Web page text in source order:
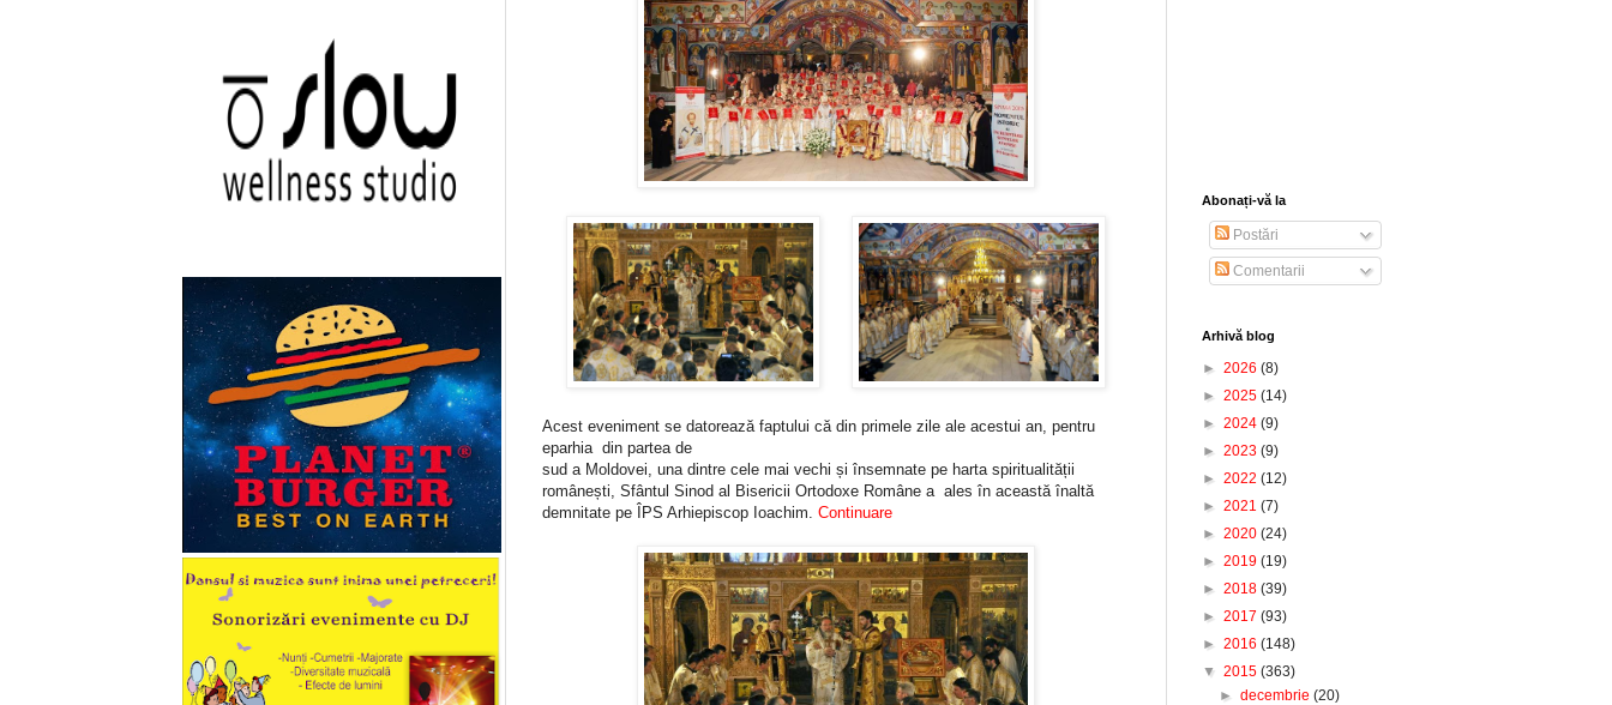
Acest eveniment se datorează faptului că din primele zile ale acestui an, pentru
eparhia din partea de
sud a Moldovei, una dintre cele mai vechi și însemnate pe harta spiritualității
românești, Sfântul Sinod al Bisericii Ortodoxe Române a ales în această înaltă
demnitate pe ÎPS Arhiepiscop Ioachim. Continuare
Abonați-vă la
Postări
Comentarii
Arhivă blog
► 2026 (8)
► 2025 (14)
► 2024 (9)
► 2023 (9)
► 2022 (12)
► 2021 (7)
► 2020 (24)
► 2019 (19)
► 2018 (39)
► 2017 (93)
► 2016 (148)
▼ 2015 (363)
►decembrie(20)